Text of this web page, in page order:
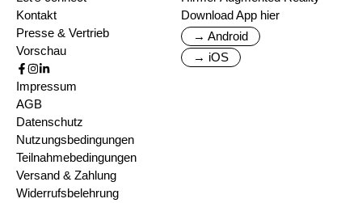
Kontakt
Presse & Vertrieb
Vorschau
Download App hier
→ Android
→ iOS
Impressum
AGB
Datenschutz
Nutzungsbedingungen
Teilnahmebedingungen
Versand & Zahlung
Widerrufsbelehrung